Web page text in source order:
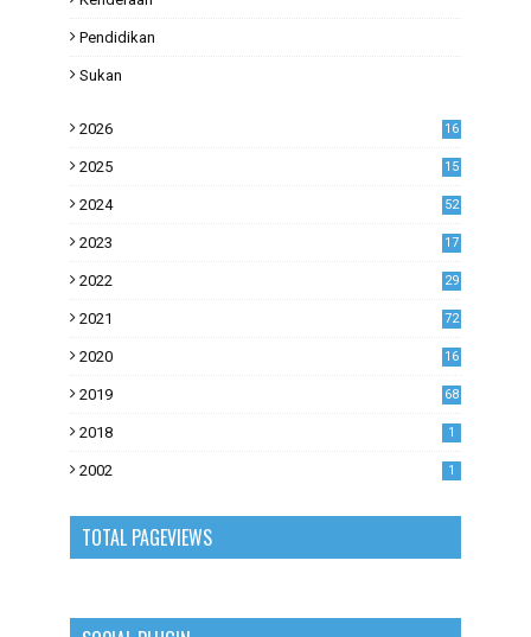
Pendidikan
Sukan
2026 16
2025 15
2024 52
2023
17
2022
29
2021
72
2020
16
2019
68
2018 1
2002 1
TOTAL PAGEVIEWS